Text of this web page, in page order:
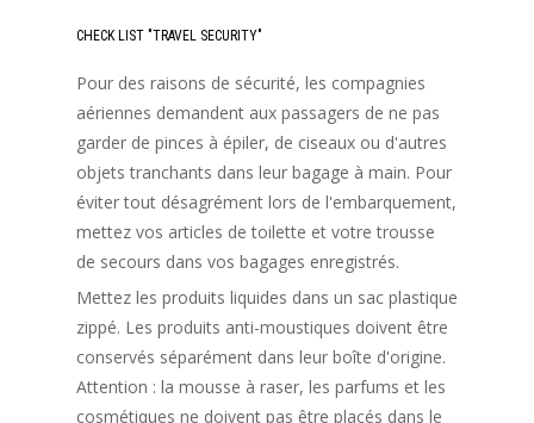
CHECK LIST "TRAVEL SECURITY"
Pour des raisons de sécurité, les compagnies
aériennes demandent aux passagers de ne pas
garder de pinces à épiler, de ciseaux ou d'autres
objets tranchants dans leur bagage à main. Pour
éviter tout désagrément lors de l'embarquement,
mettez vos articles de toilette et votre trousse
de secours dans vos bagages enregistrés.
Mettez les produits liquides dans un sac plastique
zippé. Les produits anti-moustiques doivent être
conservés séparément dans leur boîte d'origine.
Attention : la mousse à raser, les parfums et les
cosmétiques ne doivent pas être placés dans le